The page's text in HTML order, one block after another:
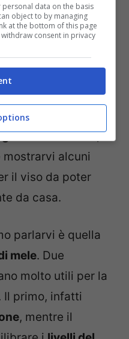
preparare la
le nostre mani?
questa ragione,
di mini guida
quella che fa
che i
naturali,
alcuni
il viso da poter
da casa.
parlarvi è quella
mele. Due
molto utili per la
Il primo, infatti
, mentre il
data on the basis
object to by managing
at the bottom of this page
consent in privacy